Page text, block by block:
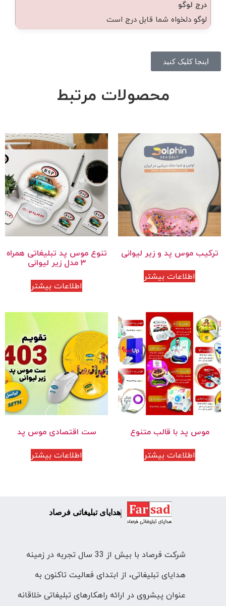
درج لوگو
لوگو دلخواه شما قابل درج است
اینجا کلیک کنید
محصولات مرتبط
ترکیب موس پد و زیر لیوانی
اطلاعات بیشتر
تنوع موس پد تبلیغاتی همراه
۳ مدل زیر لیوانی
اطلاعات بیشتر
موس پد با قالب متنوع
اطلاعات بیشتر
ست اقتصادی موس پد
اطلاعات بیشتر
هدایای تبلیغاتی فرصاد
شرکت فرصاد با بیش از 33 سال تجربه در زمینه
هدایای تبلیغاتی، از ابتدای فعالیت تاکنون به
عنوان پیشروی در ارائه راهکارهای تبلیغاتی خلاقانه